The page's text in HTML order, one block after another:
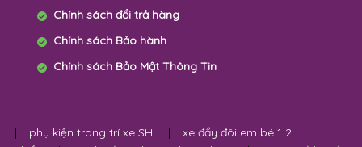
Chính sách đổi trả hàng
Chính sách Bảo hành
Chính sách Bảo Mật Thông Tin
| phụ kiện trang trí xe SH |
xe đẩy đôi em bé 1 2